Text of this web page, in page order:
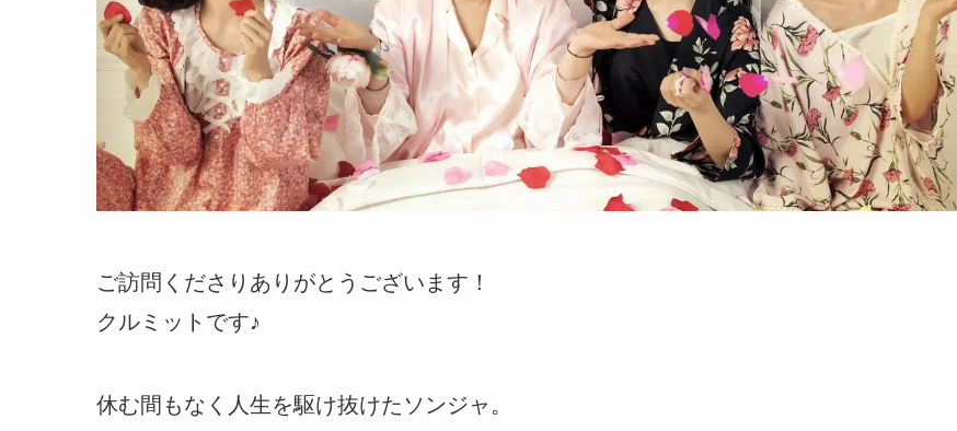
ご訪問くださりありがとうございます！
クルミットです♪
休む間もなく人生を駆け抜けたソンジャ。